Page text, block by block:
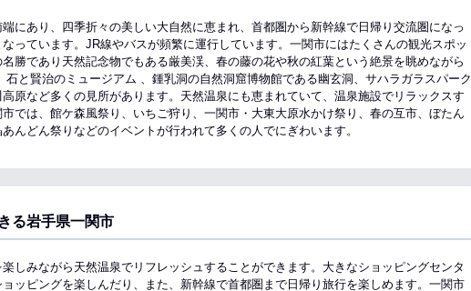
にあり、四季折々の美しい大自然に恵まれ、首都圏から新幹線で日帰り交流圏になっ
っています。JR線やバスが頻繁に運行しています。一関市にはたくさんの観光スポッ
勝であり天然記念物でもある厳美渓、春の藤の花や秋の紅葉という絶景を眺めながら
と賢治のミュージアム 、鍾乳洞の自然洞窟博物館である幽玄洞、サハラガラスパーク
原など多くの見所があります。天然温泉にも恵まれていて、温泉施設でリラックスす
では、館ケ森風祭り、いちご狩り、一関市・大東大原水かけ祭り、春の互市、ぼたん
んどん祭りなどのイベントが行われて多くの人でにぎわいます。
る岩手県一関市
しみながら天然温泉でリフレッシュすることができます。大きなショッピングセンタ
ッピングを楽しんだり、また、新幹線で首都圏まで日帰り旅行を楽しめます。一関市